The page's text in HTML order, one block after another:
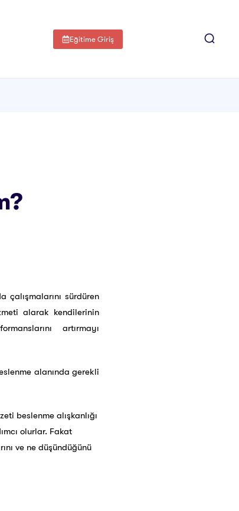
Eğitime Giriş
çalışmalarını sürdüren
alarak kendilerinin
artırmayı
alanında gerekli
beslenme alışkanlığı
olurlar. Fakat
ve ne düşündüğünü